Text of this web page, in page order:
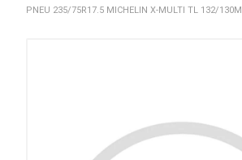
PNEU 235/75R17.5 MICHELIN X-MULTI TL 132/130M